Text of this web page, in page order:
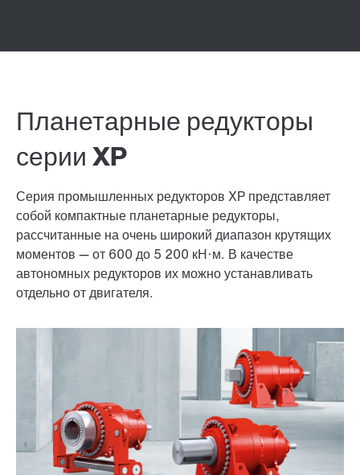
Планетарные редукторы
серии XP
Серия промышленных редукторов XP представляет
собой компактные планетарные редукторы,
рассчитанные на очень широкий диапазон крутящих
моментов — от 600 до 5 200 кН·м. В качестве
автономных редукторов их можно устанавливать
отдельно от двигателя.